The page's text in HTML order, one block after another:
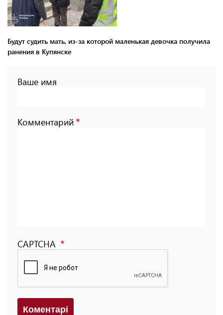
Будут судить мать, из-за которой маленькая девочка получила
ранения в Купянске
Ваше имя
Комментарий
CAPTCHA
Коментарi